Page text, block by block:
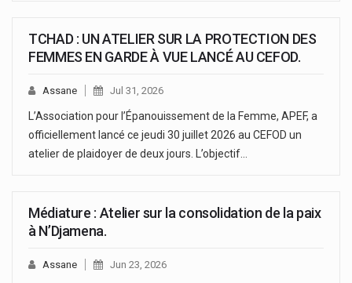
TCHAD : UN ATELIER SUR LA PROTECTION DES
FEMMES EN GARDE À VUE LANCÉ AU CEFOD.
Assane Jul 31, 2026
L’Association pour l’Épanouissement de la Femme, APEF, a
officiellement lancé ce jeudi 30 juillet 2026 au CEFOD un
atelier de plaidoyer de deux jours. L’objectif…
Médiature : Atelier sur la consolidation de la paix
à N’Djamena.
Assane Jun 23, 2026